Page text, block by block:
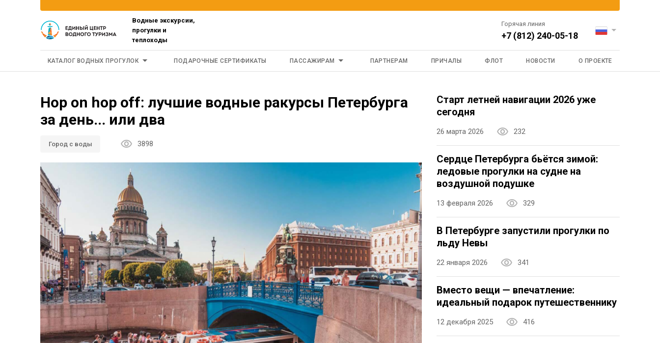
Водные экскурсии,
прогулки и
теплоходы
Горячая линия
+7 (812) 240-05-18
КАТАЛОГ ВОДНЫХ ПРОГУЛОК ПОДАРОЧНЫЕ СЕРТИФИКАТЫ ПАССАЖИРАМ ПАРТНЕРАМ ПРИЧАЛЫ ФЛОТ НОВОСТИ О ПРОЕКТЕ
Hop on hop off: лучшие водные ракурсы Петербурга
за день... или два
Город с воды 3898
Старт летней навигации 2026 уже
сегодня
26 марта 2026 232
Сердце Петербурга бьётся зимой:
ледовые прогулки на судне на
воздушной подушке
13 февраля 2026 329
В Петербурге запустили прогулки по
льду Невы
22 января 2026 341
Вместо вещи — впечатление:
идеальный подарок путешественнику
12 декабря 2025 416